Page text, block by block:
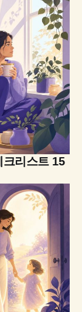
리스트 15